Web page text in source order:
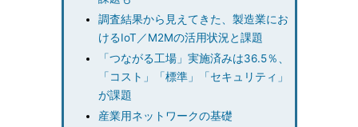
調査結果から見えてきた、製造業にお
けるIoT／M2Mの活用状況と課題
「つながる工場」実施済みは36.5％、
「コスト」「標準」「セキュリティ」
が課題
産業用ネットワークの基礎